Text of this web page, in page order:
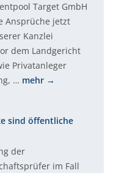
Target GmbH
Ansprüche jetzt
Kanzlei
dem Landgericht
Privatanleger
… mehr
sind öffentliche
der
im Fall